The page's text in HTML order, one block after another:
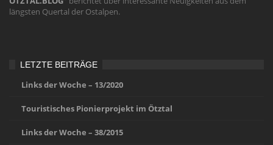
längsten Quertal der Ostalpen.
LETZTE BEITRÄGE
Links der Woche – 13/2020
Touristisches Pionierprojekt im Ötztal
Links der Woche – 38/2015